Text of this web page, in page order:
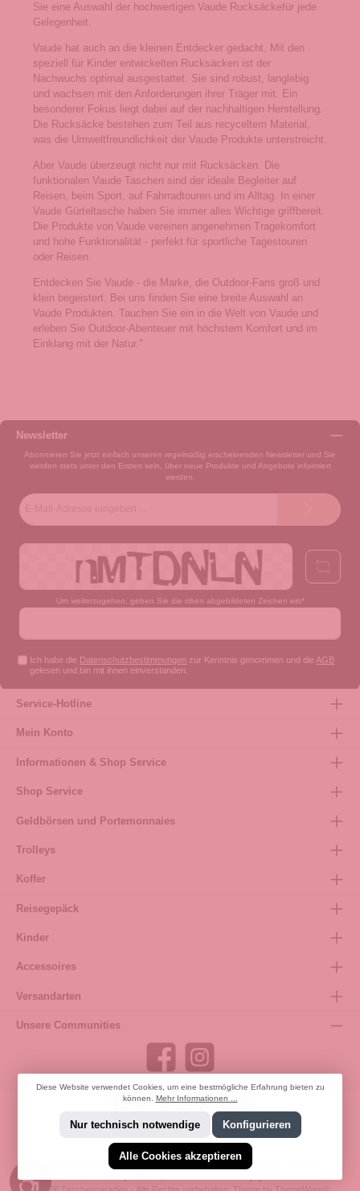
Sie eine Auswahl der hochwertigen Vaude Rucksäckefür jede
Gelegenheit.
Vaude hat auch an die kleinen Entdecker gedacht. Mit den
speziell für Kinder entwickelten Rucksäcken ist der
Nachwuchs optimal ausgestattet. Sie sind robust, langlebig
und wachsen mit den Anforderungen ihrer Träger mit. Ein
besonderer Fokus liegt dabei auf der nachhaltigen Herstellung.
Die Rucksäcke bestehen zum Teil aus recyceltem Material,
was die Umweltfreundlichkeit der Vaude Produkte unterstreicht.
Aber Vaude überzeugt nicht nur mit Rucksäcken. Die
funktionalen Vaude Taschen sind der ideale Begleiter auf
Reisen, beim Sport, auf Fahrradtouren und im Alltag. In einer
Vaude Gürteltasche haben Sie immer alles Wichtige griffbereit.
Die Produkte von Vaude vereinen angenehmen Tragekomfort
und hohe Funktionalität - perfekt für sportliche Tagestouren
oder Reisen.
Entdecken Sie Vaude - die Marke, die Outdoor-Fans groß und
klein begeistert. Bei uns finden Sie eine breite Auswahl an
Vaude Produkten. Tauchen Sie ein in die Welt von Vaude und
erleben Sie Outdoor-Abenteuer mit höchstem Komfort und im
Einklang mit der Natur."
Newsletter
Abonnieren Sie jetzt einfach unseren regelmäßig erscheinenden Newsletter und Sie
werden stets unter den Ersten sein, über neue Produkte und Angebote informiert
werden.
Um weiterzugehen, geben Sie die oben abgebildeten Zeichen ein*
Ich habe die Datenschutzbestimmungen zur Kenntnis genommen und die AGB
gelesen und bin mit ihnen einverstanden.
Service-Hotline
Mein Konto
Informationen & Shop Service
Shop Service
Geldbörsen und Portemonnaies
Trolleys
Koffer
Reisegepäck
Kinder
Accessoires
Versandarten
Unsere Communities
Bestellung widerrufen
* Alle Preise inkl. gesetzl. Mehrwertsteuer zzgl. Versandkosten
Diese Website verwendet Cookies, um eine bestmögliche Erfahrung bieten zu
können. Mehr Informationen ...
Nur technisch notwendige Konfigurieren
Alle Cookies akzeptieren